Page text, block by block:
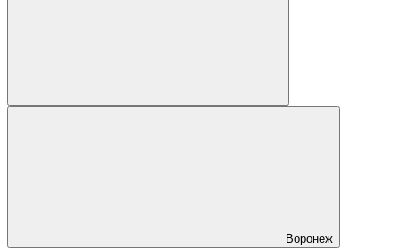
Воронеж